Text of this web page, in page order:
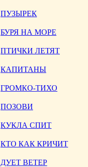
ПУЗЫРЕК
БУРЯ НА МОРЕ
ПТИЧКИ ЛЕТЯТ
КАПИТАНЫ
ГРОМКО-ТИХО
ПОЗОВИ
КУКЛА СПИТ
КТО КАК КРИЧИТ
ДУЕТ ВЕТЕР